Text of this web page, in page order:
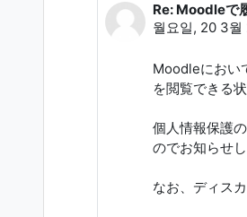
In reply to
Re: Moodleで
월요일, 20 3
Moodleにおい
を閲覧できる
個人情報保護
のでお知らせし
なお、ディス